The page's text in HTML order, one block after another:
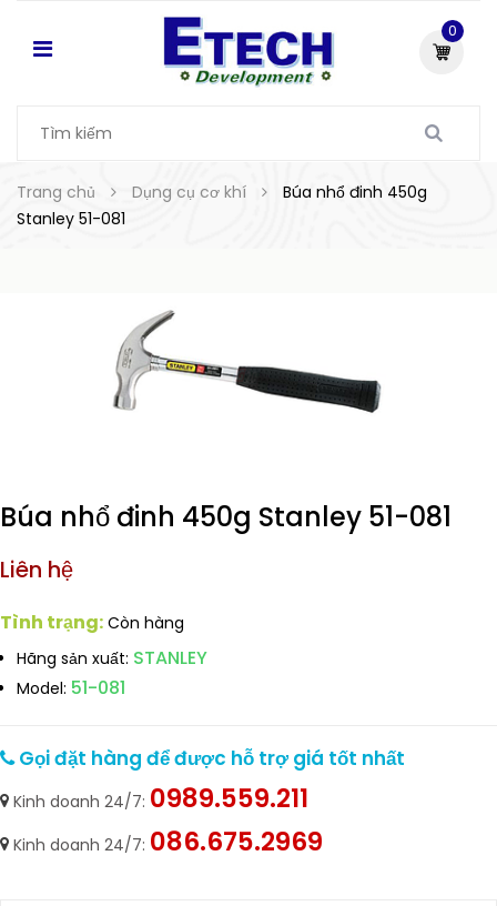
0
Trang chủ Dụng cụ cơ khí
Búa nhổ đinh 450g
Stanley 51-081
Búa nhổ đinh 450g Stanley 51-081
Liên hệ
Tình trạng: Còn hàng
Hãng sản xuất: STANLEY
Model: 51-081
Gọi đặt hàng để được hỗ trợ giá tốt nhất
Kinh doanh 24/7: 0989.559.211
Kinh doanh 24/7: 086.675.2969